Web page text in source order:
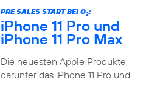
PRE SALES START BEI O2:
iPhone 11 Pro und
iPhone 11 Pro Max
Die neuesten Apple Produkte,
darunter das iPhone 11 Pro und